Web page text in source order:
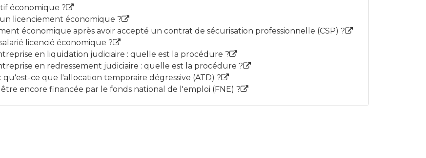
économique ?
licenciement économique ?
économique après avoir accepté un contrat de sécurisation professionnelle (CSP) ?
licencié économique ?
en liquidation judiciaire : quelle est la procédure ?
en redressement judiciaire : quelle est la procédure ?
ce que l'allocation temporaire dégressive (ATD) ?
encore financée par le fonds national de l'emploi (FNE) ?